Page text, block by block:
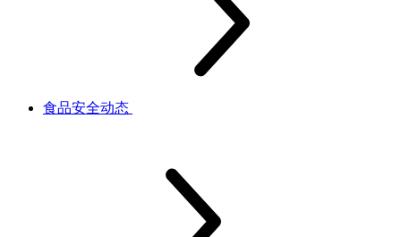
食品安全动态